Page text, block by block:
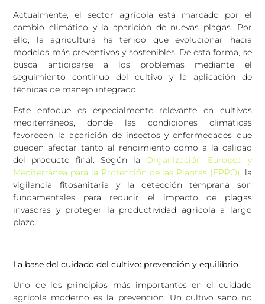
Actualmente, el sector agrícola está marcado por el
cambio climático y la aparición de nuevas plagas. Por
ello, la agricultura ha tenido que evolucionar hacia
modelos más preventivos y sostenibles. De esta forma, se
busca anticiparse a los problemas mediante el
seguimiento continuo del cultivo y la aplicación de
técnicas de manejo integrado.
Este enfoque es especialmente relevante en cultivos
mediterráneos, donde las condiciones climáticas
favorecen la aparición de insectos y enfermedades que
pueden afectar tanto al rendimiento como a la calidad
del producto final. Según la Organización Europea y
Mediterránea para la Protección de las Plantas (EPPO), la
vigilancia fitosanitaria y la detección temprana son
fundamentales para reducir el impacto de plagas
invasoras y proteger la productividad agrícola a largo
plazo.
La base del cuidado del cultivo: prevención y equilibrio
Uno de los principios más importantes en el cuidado
agrícola moderno es la prevención. Un cultivo sano no